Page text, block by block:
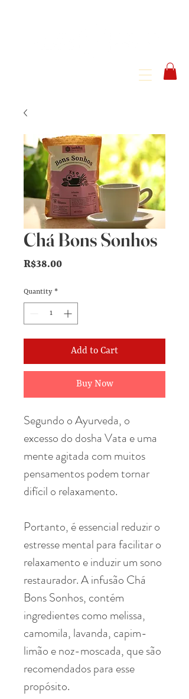
Chá Bons Sonhos
R$38.00Price
Quantity *
Add to Cart
Buy Now
Segundo o Ayurveda, o
excesso do dosha Vata e uma
mente agitada com muitos
pensamentos podem tornar
difícil o relaxamento.
Portanto, é essencial reduzir o
estresse mental para facilitar o
relaxamento e induzir um sono
restaurador. A infusão Chá
Bons Sonhos, contém
ingredientes como melissa,
camomila, lavanda, capim-
limão e noz-moscada, que são
recomendados para esse
propósito.